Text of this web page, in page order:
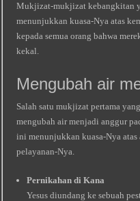
Mukjizat-mukjizat kebangkitan
menunjukkan kuasa-Nya atas
kepada semua orang bahwa
kekal.
Mengubah air
Salah satu mukjizat pertama
mengubah air menjadi anggur
ini menunjukkan kuasa-Nya
pelayanan-Nya.
Pernikahan di Kana
Yesus diundang ke sebuah